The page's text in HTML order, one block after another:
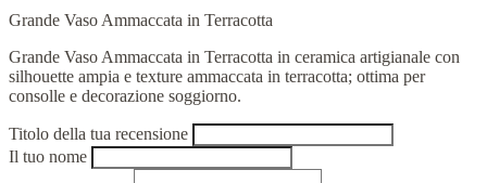
Grande Vaso Ammaccata in Terracotta
Grande Vaso Ammaccata in Terracotta in ceramica artigianale con
silhouette ampia e texture ammaccata in terracotta; ottima per
consolle e decorazione soggiorno.
Titolo della tua recensione
Il tuo nome